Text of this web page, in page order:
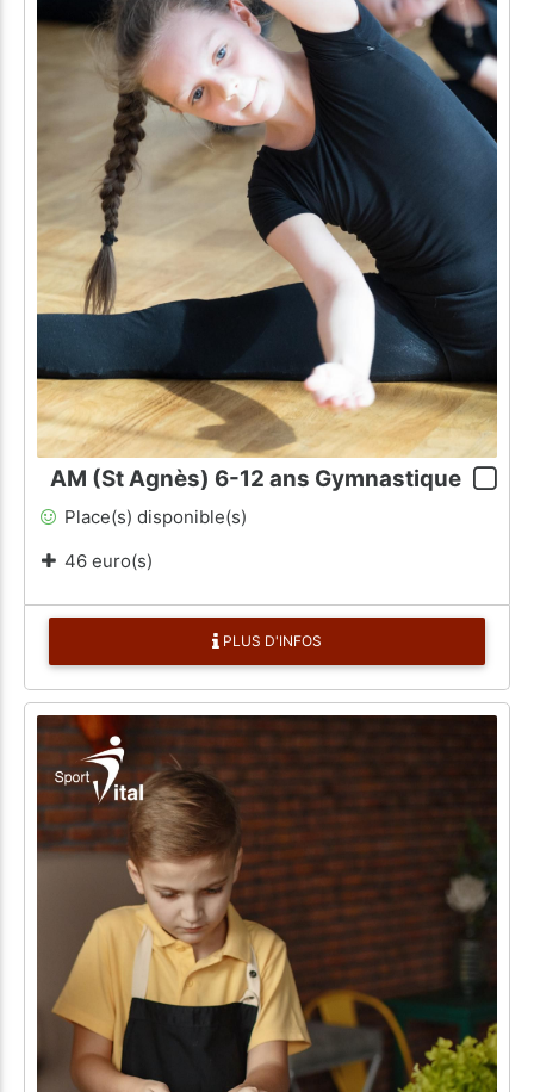
AM (St Agnès) 6-12 ans Gymnastique
Place(s) disponible(s)
46 euro(s)
PLUS D'INFOS